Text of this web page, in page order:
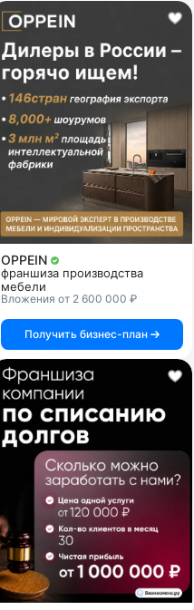
OPPEIN
франшиза производства
мебели
Вложения от 2 600 000 ₽
Получить бизнес-план